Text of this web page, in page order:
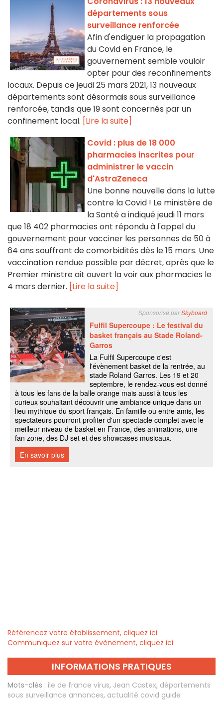
départements sous
surveillance renforcée
Afin d'endiguer la propagation
du Covid en France, le
gouvernement semble vouloir
opter pour des reconfinements
locaux. Depuis ce jeudi 25 mars 2021, 13 nouveaux
départements sont désormais sous surveillance
renforcée, tandis que 19 sont concernés par un
confinement local. [Lire la suite]
Covid : plus de 18 000
pharmacies inscrites pour
administrer le vaccin
d'AstraZeneca
Une bonne nouvelle dans la lutte
contre la Covid ! Le ministère de
la Santé a indiqué jeudi 11 mars
que 18 402 pharmacies ont répondu à l'appel du
gouvernement pour vacciner les personnes de 50 à
64 ans souffrant de comorbidités dès le 15 mars. Une
vaccination rendue possible par décret, après que le
Premier ministre ait ouvert la voir aux pharmacies le
4 mars dernier. [Lire la suite]
Référencez votre établissement, cliquez ici
Communiquez sur votre évènement, cliquez ici
INFORMATIONS PRATIQUES
Mots-clés : ile de france virus, Jean Castex, départements
sous surveillance annonces, actualité covid guide